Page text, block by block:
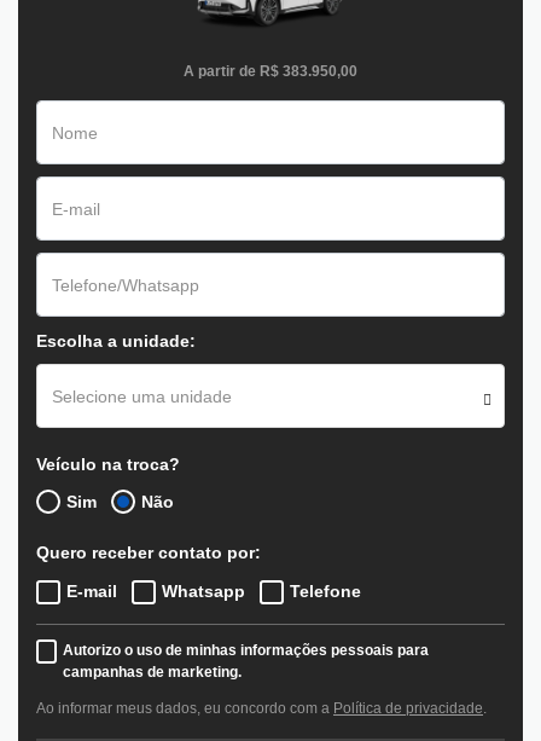
A partir de R$ 383.950,00
Escolha a unidade:
Selecione uma unidade
Veículo na troca?
Sim
Não
Quero receber contato por:
E-mail
Whatsapp Telefone
Autorizo o uso de minhas informações pessoais para
campanhas de marketing.
Ao informar meus dados, eu concordo com a Política de privacidade.